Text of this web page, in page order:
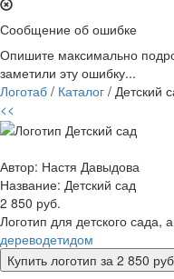
Сообщение об ошибке
Опишите максимально
заметили эту ошибку...
Логотаб / Каталог / Детский
<<
Автор: Настя Давыдова
Название: Детский сад
2 850 руб.
Логотип для детского сада,
дереводетидом